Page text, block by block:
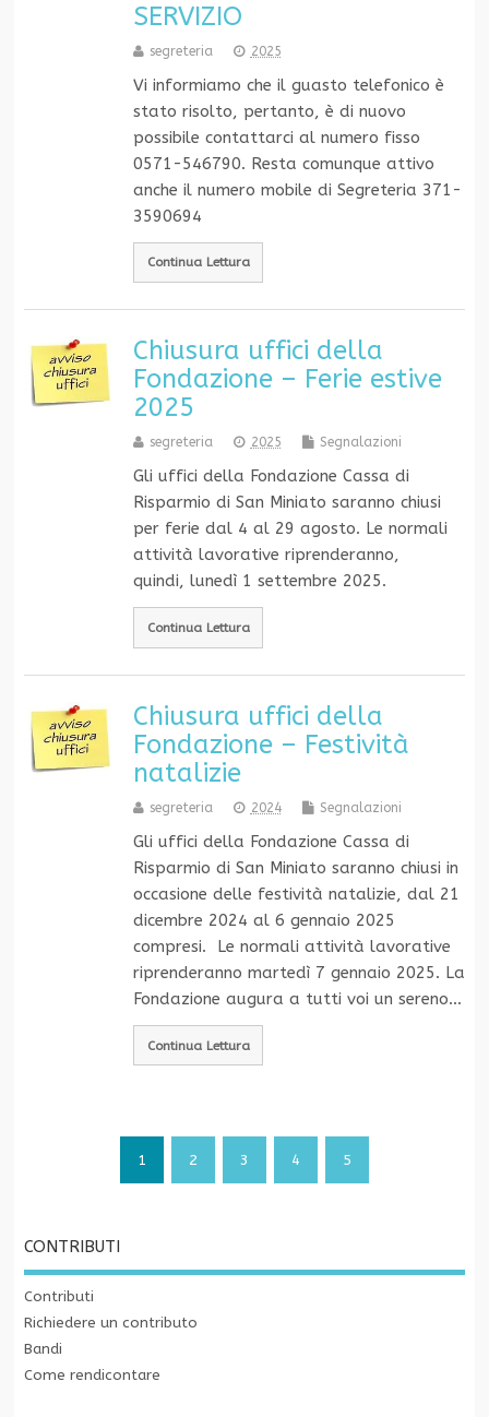
SERVIZIO
segreteria 2025
Vi informiamo che il guasto telefonico è
stato risolto, pertanto, è di nuovo
possibile contattarci al numero fisso
0571-546790. Resta comunque attivo
anche il numero mobile di Segreteria 371-
3590694
Continua Lettura
Chiusura uffici della
Fondazione – Ferie estive
2025
segreteria 2025 Segnalazioni
Gli uffici della Fondazione Cassa di
Risparmio di San Miniato saranno chiusi
per ferie dal 4 al 29 agosto. Le normali
attività lavorative riprenderanno,
quindi, lunedì 1 settembre 2025.
Continua Lettura
Chiusura uffici della
Fondazione – Festività
natalizie
segreteria 2024 Segnalazioni
Gli uffici della Fondazione Cassa di
Risparmio di San Miniato saranno chiusi in
occasione delle festività natalizie, dal 21
dicembre 2024 al 6 gennaio 2025
compresi. Le normali attività lavorative
riprenderanno martedì 7 gennaio 2025. La
Fondazione augura a tutti voi un sereno…
Continua Lettura
1 2 3 4 5
CONTRIBUTI
Contributi
Richiedere un contributo
Bandi
Come rendicontare